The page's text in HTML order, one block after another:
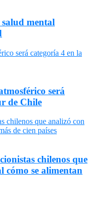
mental
será
de Chile
chilenos que
cómo se alimentan